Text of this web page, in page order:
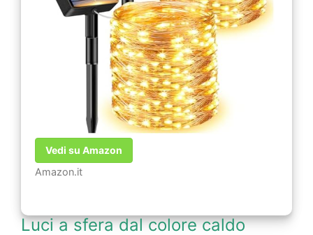
Vedi su Amazon
Amazon.it
Luci a sfera dal colore caldo